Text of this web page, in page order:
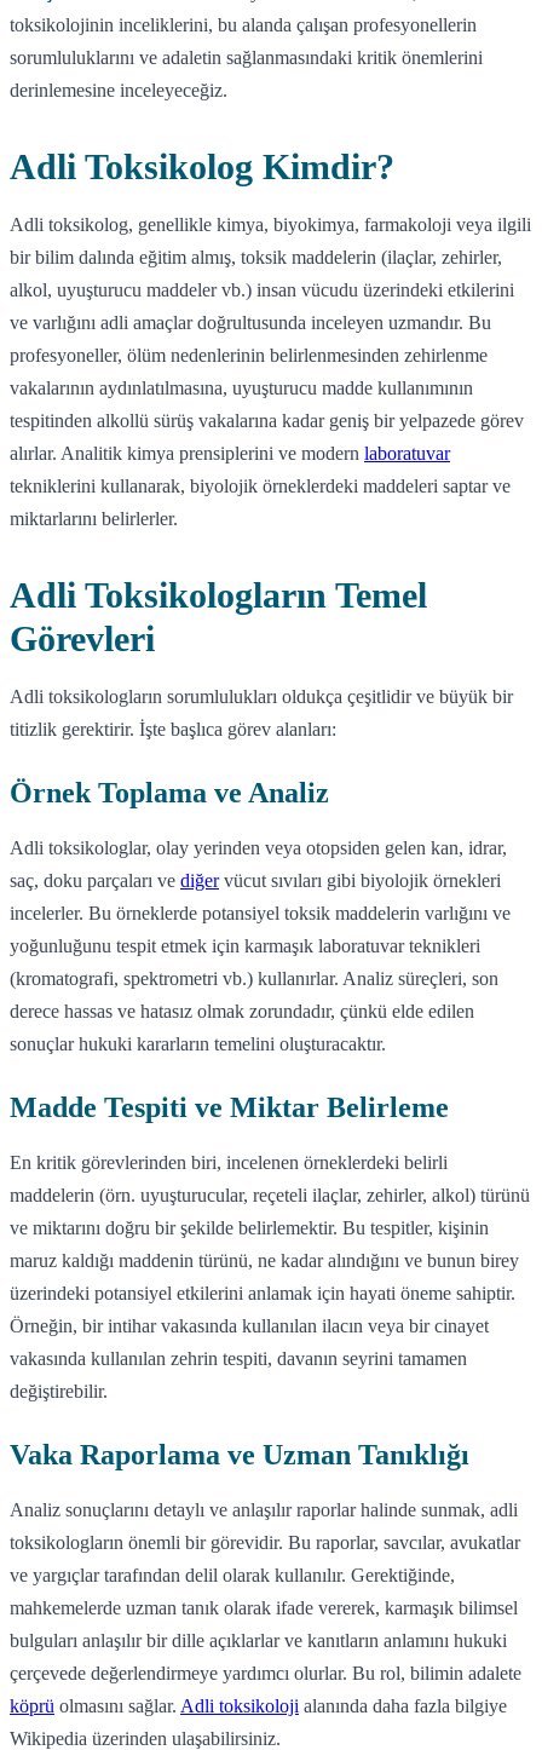
toksikolojinin inceliklerini, bu alanda çalışan profesyonellerin
sorumluluklarını ve adaletin sağlanmasındaki kritik önemlerini
derinlemesine inceleyeceğiz.
Adli Toksikolog Kimdir?
Adli toksikolog, genellikle kimya, biyokimya, farmakoloji veya ilgili
bir bilim dalında eğitim almış, toksik maddelerin (ilaçlar, zehirler,
alkol, uyuşturucu maddeler vb.) insan vücudu üzerindeki etkilerini
ve varlığını adli amaçlar doğrultusunda inceleyen uzmandır. Bu
profesyoneller, ölüm nedenlerinin belirlenmesinden zehirlenme
vakalarının aydınlatılmasına, uyuşturucu madde kullanımının
tespitinden alkollü sürüş vakalarına kadar geniş bir yelpazede görev
alırlar. Analitik kimya prensiplerini ve modern laboratuvar
tekniklerini kullanarak, biyolojik örneklerdeki maddeleri saptar ve
miktarlarını belirlerler.
Adli Toksikologların Temel
Görevleri
Adli toksikologların sorumlulukları oldukça çeşitlidir ve büyük bir
titizlik gerektirir. İşte başlıca görev alanları:
Örnek Toplama ve Analiz
Adli toksikologlar, olay yerinden veya otopsiden gelen kan, idrar,
saç, doku parçaları ve diğervücut sıvıları gibi biyolojik örnekleri
incelerler. Bu örneklerde potansiyel toksik maddelerin varlığını ve
yoğunluğunu tespit etmek için karmaşık laboratuvar teknikleri
(kromatografi, spektrometri vb.) kullanırlar. Analiz süreçleri, son
derece hassas ve hatasız olmak zorundadır, çünkü elde edilen
sonuçlar hukuki kararların temelini oluşturacaktır.
Madde Tespiti ve Miktar Belirleme
En kritik görevlerinden biri, incelenen örneklerdeki belirli
maddelerin (örn. uyuşturucular, reçeteli ilaçlar, zehirler, alkol) türünü
ve miktarını doğru bir şekilde belirlemektir. Bu tespitler, kişinin
maruz kaldığı maddenin türünü, ne kadar alındığını ve bunun birey
üzerindeki potansiyel etkilerini anlamak için hayati öneme sahiptir.
Örneğin, bir intihar vakasında kullanılan ilacın veya bir cinayet
vakasında kullanılan zehrin tespiti, davanın seyrini tamamen
değiştirebilir.
Vaka Raporlama ve Uzman Tanıklığı
Analiz sonuçlarını detaylı ve anlaşılır raporlar halinde sunmak, adli
toksikologların önemli bir görevidir. Bu raporlar, savcılar, avukatlar
ve yargıçlar tarafından delil olarak kullanılır. Gerektiğinde,
mahkemelerde uzman tanık olarak ifade vererek, karmaşık bilimsel
bulguları anlaşılır bir dille açıklarlar ve kanıtların anlamını hukuki
çerçevede değerlendirmeye yardımcı olurlar. Bu rol, bilimin adalete
köprü olmasını sağlar. Adli toksikoloji alanında daha fazla bilgiye
Wikipedia üzerinden ulaşabilirsiniz.